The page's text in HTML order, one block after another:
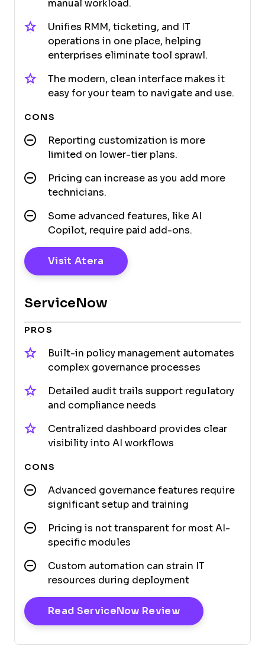
manual workload.
Unifies RMM, ticketing, and IT
operations in one place, helping
enterprises eliminate tool sprawl.
The modern, clean interface makes it
easy for your team to navigate and use.
CONS
Reporting customization is more
limited on lower-tier plans.
Pricing can increase as you add more
technicians.
Some advanced features, like AI
Copilot, require paid add-ons.
Visit Atera Opens New Window
ServiceNow
PROS
Built-in policy management automates
complex governance processes
Detailed audit trails support regulatory
and compliance needs
Centralized dashboard provides clear
visibility into AI workflows
CONS
Advanced governance features require
significant setup and training
Pricing is not transparent for most AI-
specific modules
Custom automation can strain IT
resources during deployment
Read ServiceNow ReviewOpens New